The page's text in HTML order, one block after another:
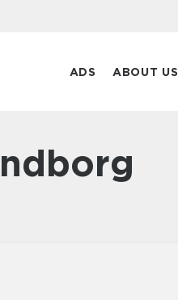
ADS ABOUT US